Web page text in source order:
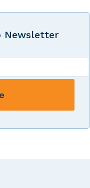
Newsletter